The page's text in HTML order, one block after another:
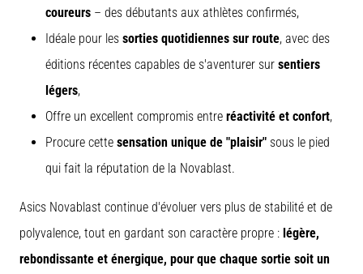
coureurs – des débutants aux athlètes confirmés,
Idéale pour les sorties quotidiennes sur route, avec des
éditions récentes capables de s'aventurer sur sentiers
légers,
Offre un excellent compromis entre réactivité et confort,
Procure cette sensation unique de "plaisir" sous le pied
qui fait la réputation de la Novablast.
Asics Novablast continue d'évoluer vers plus de stabilité et de
polyvalence, tout en gardant son caractère propre : légère,
rebondissante et énergique, pour que chaque sortie soit un